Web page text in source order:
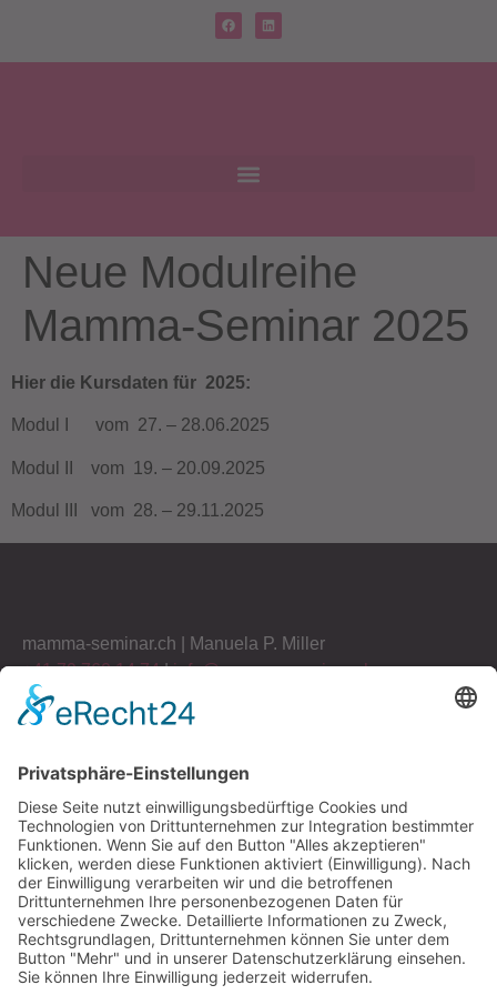
Neue Modulreihe
Mamma-Seminar 2025
Hier die Kursdaten für 2025:
Modul I vom 27. – 28.06.2025
Modul II vom 19. – 20.09.2025
Modul III vom 28. – 29.11.2025
mamma-seminar.ch | Manuela P. Miller
+41 79 760 14 74|info@mamma-seminar.ch
Haus am See 9 | 8872 Weesen SG | Schweiz
Unsere Partner:
Brust Zentrum AG Zürich
Stadtspital Triemli Zürich
H-OCH (vormals KSSG)
Medi Bern
SVMTR
BAG
GE HealthCare
Mitglieder SVMTR nutzen bei
Kursbuchung die Tickets mit
Rabatt. Die Mitgliedschaft ist
nachzuweisen, bei Anmeldung
bitte eine Kopie des
Mitgliederausweises senden,
danke.